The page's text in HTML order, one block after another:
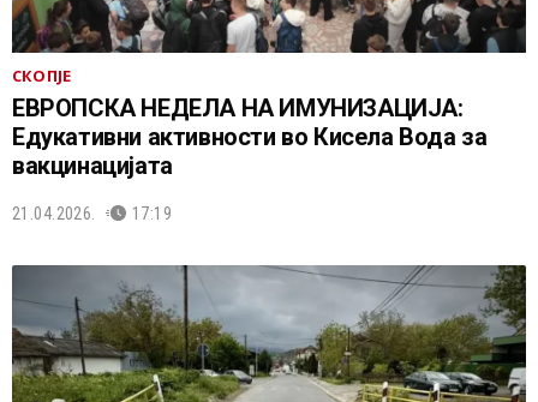
СКОПЈЕ
ЕВРОПСКА НЕДЕЛА НА ИМУНИЗАЦИЈА:
Едукативни активности во Кисела Вода за
вакцинацијата
21.04.2026. 17:19